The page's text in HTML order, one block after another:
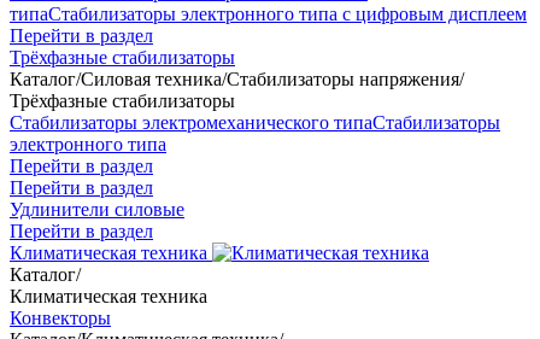
типаСтабилизаторы электронного типа с цифровым дисплеем
Перейти в раздел
Трёхфазные стабилизаторы
Каталог/Силовая техника/Стабилизаторы напряжения/
Трёхфазные стабилизаторы
Стабилизаторы электромеханического типаСтабилизаторы
электронного типа
Перейти в раздел
Перейти в раздел
Удлинители силовые
Перейти в раздел
Климатическая техника
Каталог/
Климатическая техника
Конвекторы